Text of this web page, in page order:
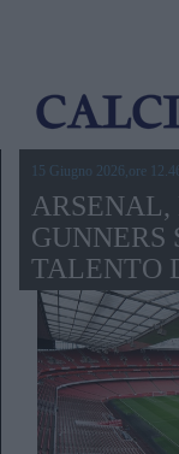
15 Giugno 2026,ore
GUNNERS
TALENTO